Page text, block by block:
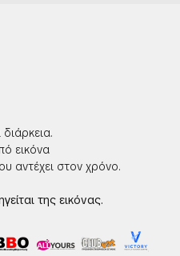
εικόνα
αντέχει στον χρόνο.
της εικόνας.